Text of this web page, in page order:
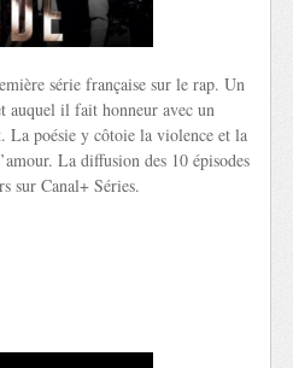
série française sur le rap. Un
auquel il fait honneur avec un
La poésie y côtoie la violence et la
La diffusion des 10 épisodes
sur Canal+ Séries.